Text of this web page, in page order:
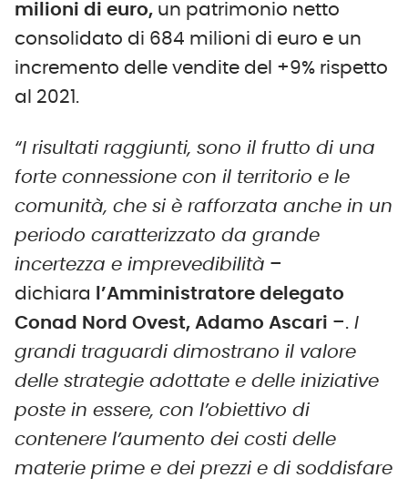
milioni di euro, un patrimonio netto
consolidato di 684 milioni di euro e un
incremento delle vendite del +9% rispetto
al 2021.
“I risultati raggiunti, sono il frutto di una
forte connessione con il territorio e le
comunità, che si è rafforzata anche in un
periodo caratterizzato da grande
incertezza e imprevedibilità –
dichiara
l’Amministratore delegato
Conad Nord Ovest, Adamo Ascari –. I
grandi traguardi dimostrano il valore
delle strategie adottate e delle iniziative
poste in essere, con l’obiettivo di
contenere l’aumento dei costi delle
materie prime e dei prezzi e di soddisfare